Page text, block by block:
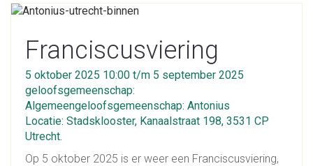
Franciscusviering
5 oktober 2025 10:00 t/m 5 september 2025
geloofsgemeenschap:
Algemeengeloofsgemeenschap: Antonius
Locatie: Stadsklooster, Kanaalstraat 198, 3531 CP
Utrecht.
Op 5 oktober 2025 is er weer een Franciscusviering,